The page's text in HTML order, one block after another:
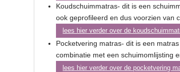
Koudschuimmatras- dit is een
ook geprofileerd en dus voorzien van
lees hier verder over de
Pocketvering matras- dit is een
combinatie met een schuimomlijsting
lees hier verder over de pocketvering